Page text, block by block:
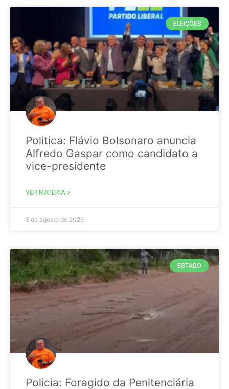
ELEIÇÕES
Politica: Flávio Bolsonaro anuncia
Alfredo Gaspar como candidato a
vice-presidente
VER MATÉRIA »
5 de agosto de 2026
ESTADO
Policia: Foragido da Penitenciária